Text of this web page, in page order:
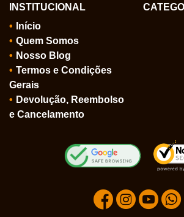
INSTITUCIONAL
Início
Quem Somos
Nosso Blog
Termos e Condições
Gerais
Devolução, Reembolso
e Cancelamento